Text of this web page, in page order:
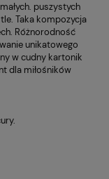
puszystych
Taka kompozycja
Różnorodność
unikatowego
w cudny kartonik
dla miłośników